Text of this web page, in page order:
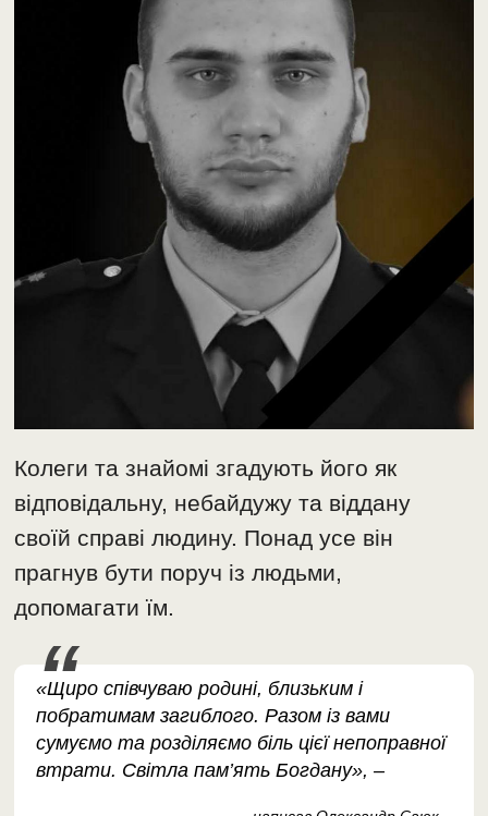
Колеги та знайомі згадують його як
відповідальну, небайдужу та віддану
своїй справі людину. Понад усе він
прагнув бути поруч із людьми,
допомагати їм.
«Щиро співчуваю родині, близьким і
побратимам загиблого. Разом із вами
сумуємо та розділяємо біль цієї непоправної
втрати. Світла пам’ять Богдану», –